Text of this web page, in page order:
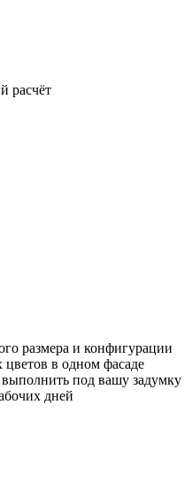
расчёт
размера и конфигурации
в одном фасаде
под вашу задумку
дней